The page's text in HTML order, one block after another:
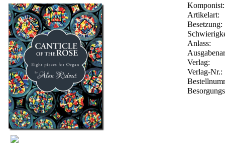
Komponist:
Artikelart:
Besetzung:
Anlass:
Verlag:
Verlag-Nr.: